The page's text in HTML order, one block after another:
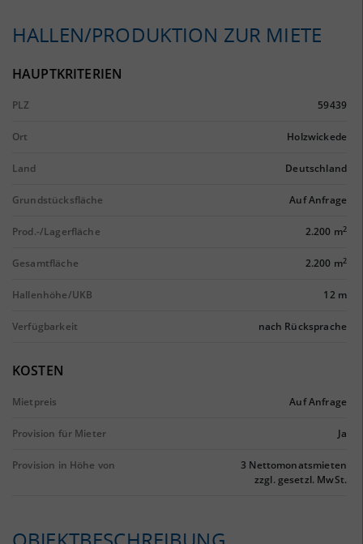
HALLEN/PRODUKTION ZUR MIETE
HAUPTKRITERIEN
PLZ 59439
Ort Holzwickede
Land Deutschland
Grundstücksfläche Auf Anfrage
Prod.-/Lagerfläche 2.200 m2
Gesamtfläche 2.200 m2
Hallenhöhe/UKB 12 m
Verfügbarkeit nach Rücksprache
KOSTEN
Mietpreis Auf Anfrage
Provision für Mieter Ja
Provision in Höhe von
3 Nettomonatsmieten
zzgl. gesetzl. MwSt.